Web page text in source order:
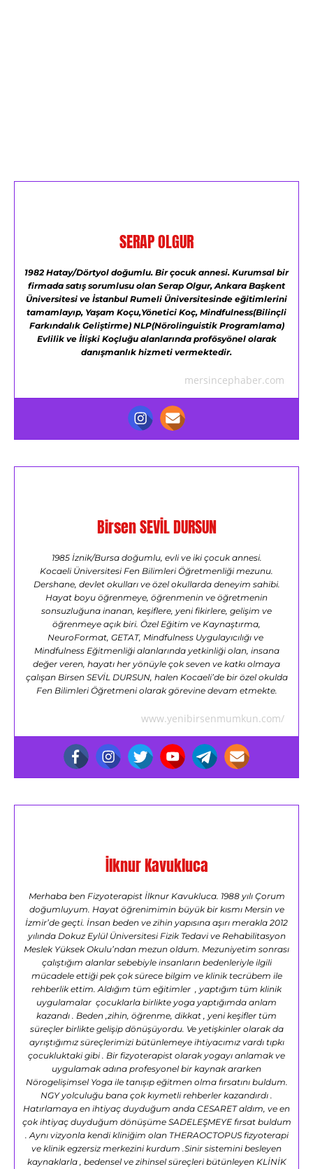
SERAP OLGUR
1982 Hatay/Dörtyol doğumlu. Bir çocuk annesi. Kurumsal bir
firmada satış sorumlusu olan Serap Olgur,Ankara Başkent
Üniversitesi ve İstanbul Rumeli Üniversitesinde eğitimlerini
tamamlayıp, Yaşam Koçu,Yönetici Koç, Mindfulness(Bilinçli
Farkındalık Geliştirme) NLP(Nörolinguistik Programlama)
Evlilik ve İlişki Koçluğu alanlarında profösyönel olarak
danışmanlık hizmeti vermektedir.
mersincephaber.com
Birsen SEVİL DURSUN
1985 İznik/Bursa doğumlu, evli ve iki çocuk annesi.
Kocaeli Üniversitesi Fen Bilimleri Öğretmenliği mezunu.
Dershane, devlet okulları ve özel okullarda deneyim sahibi.
Hayat boyu öğrenmeye, öğrenmenin ve öğretmenin
sonsuzluğuna inanan, keşiflere, yeni fikirlere, gelişim ve
öğrenmeye açık biri. Özel Eğitim ve Kaynaştırma,
NeuroFormat, GETAT, Mindfulness Uygulayıcılığı ve
Mindfulness Eğitmenliği alanlarında yetkinliği olan, insana
değer veren, hayatı her yönüyle çok seven ve katkı olmaya
çalışan Birsen SEVİL DURSUN, halen Kocaeli’de bir özel okulda
Fen Bilimleri Öğretmeni olarak görevine devam etmekte.
www.yenibirsenmumkun.com/
İlknur Kavukluca
Merhaba ben Fizyoterapist İlknur Kavukluca. 1988 yılı Çorum
doğumluyum. Hayat öğrenimimin büyük bir kısmı Mersin ve
İzmir’de geçti. İnsan beden ve zihin yapısına aşırı merakla 2012
yılında Dokuz Eylül Üniversitesi Fizik Tedavi ve Rehabilitasyon
Meslek Yüksek Okulu’ndan mezun oldum. Mezuniyetim sonrası
çalıştığım alanlar sebebiyle insanların bedenleriyle ilgili
mücadele ettiği pek çok sürece bilgim ve klinik tecrübem ile
rehberlik ettim. Aldığım tüm eğitimler , yaptığım tüm klinik
uygulamalar çocuklarla birlikte yoga yaptığımda anlam
kazandı . Beden ,zihin, öğrenme, dikkat , yeni keşifler tüm
süreçler birlikte gelişip dönüşüyordu. Ve yetişkinler olarak da
ayrıştığımız süreçlerimizi bütünlemeye ihtiyacımız vardı tıpkı
çocukluktaki gibi . Bir fizyoterapist olarak yogayı anlamak ve
uygulamak adına profesyonel bir kaynak ararken
Nörogelişimsel Yoga ile tanışıp eğitmen olma fırsatını buldum.
NGY yolculuğu bana çok kıymetli rehberler kazandırdı .
Hatırlamaya en ihtiyaç duyduğum anda CESARET aldım, ve en
çok ihtiyaç duyduğum dönüşüme SADELEŞMEYE fırsat buldum
. Aynı vizyonla kendi kliniğim olan THERAOCTOPUS fizyoterapi
ve klinik egzersiz merkezini kurdum .Sinir sistemini besleyen
kaynaklarla , bedensel ve zihinsel süreçleri bütünleyen KLİNİK